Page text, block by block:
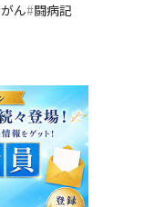
がん 闘病記